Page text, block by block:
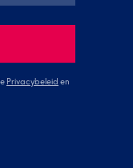
Privacybeleid en